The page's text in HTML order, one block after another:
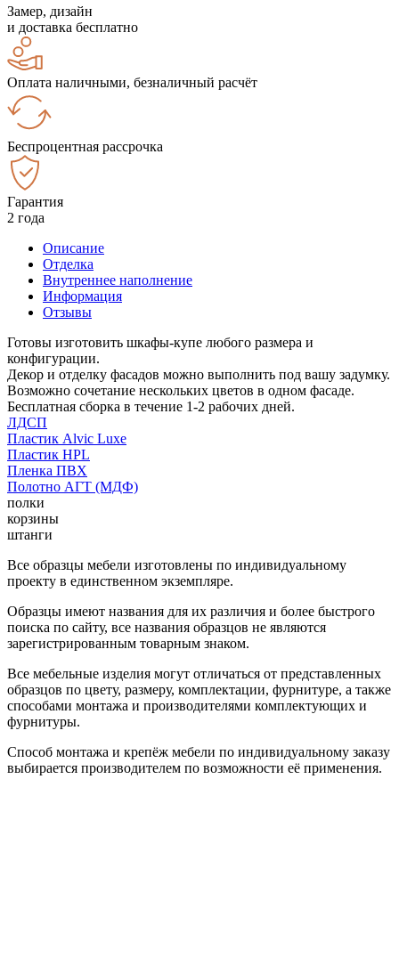
Замер, дизайн
и доставка бесплатно
Оплата наличными, безналичный расчёт
Беспроцентная рассрочка
Гарантия
2 года
Описание
Отделка
Внутреннее наполнение
Информация
Отзывы
Готовы изготовить шкафы-купе любого размера и
конфигурации.
Декор и отделку фасадов можно выполнить под вашу задумку.
Возможно сочетание нескольких цветов в одном фасаде.
Бесплатная сборка в течение 1-2 рабочих дней.
ЛДСП
Пластик Alvic Luxe
Пластик HPL
Пленка ПВХ
Полотно АГТ (МДФ)
полки
корзины
штанги
Все образцы мебели изготовлены по индивидуальному
проекту в единственном экземпляре.
Образцы имеют названия для их различия и более быстрого
поиска по сайту, все названия образцов не являются
зарегистрированным товарным знаком.
Все мебельные изделия могут отличаться от представленных
образцов по цвету, размеру, комплектации, фурнитуре, а также
способами монтажа и производителями комплектующих и
фурнитуры.
Способ монтажа и крепёж мебели по индивидуальному заказу
выбирается производителем по возможности её применения.